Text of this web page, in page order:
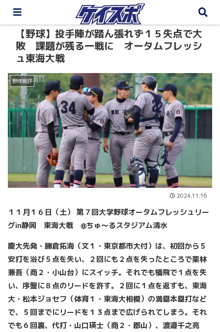
【野球】投手陣が踏ん張れず１５失点で大
敗 課題が残る一戦に オータムフレッシ
ュ東海大戦
野球戦評
2024.11.16
１１月１６日（土） 第７回大学野球オータムフレッシュリー
グin静岡 東海大戦 @ちゅ〜るスタジアム清水
慶大先発・勝倉拓海（文１・東京都市大付）は、初回から５
安打を浴び５点を失い、２回にも２点を失ったところで栗林
兼吾（商２・小山台）にスイッチ。それでも犠飛で１点を失
い、序盤に８点のリードを許す。２回に１点を返すも、東海
大・松本ジョセフ（体育１・東海大相模）の満塁本塁打など
で、５回までにリードを１３点まで広げられてしまう。それ
でも６回裏、代打・山口瑛士（商２・郡山）、渡邉千之亮